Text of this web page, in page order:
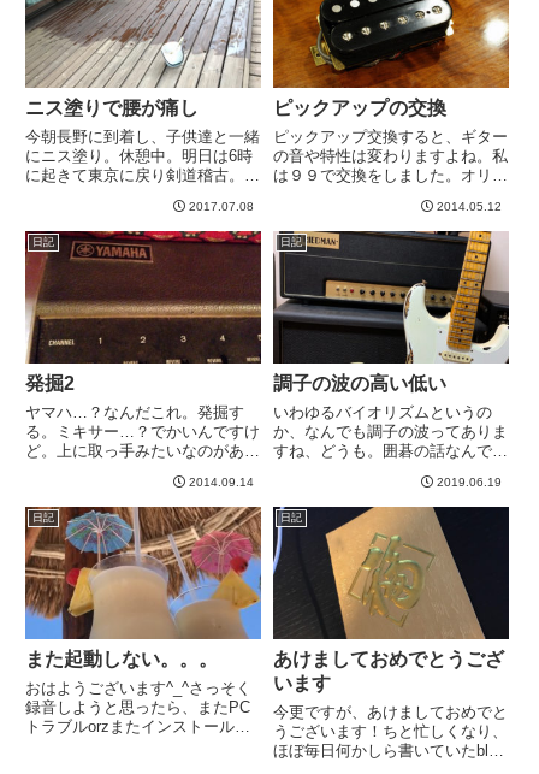
い...
ニス塗りで腰が痛し
今朝長野に到着し、子供達と一緒
にニス塗り。休憩中。明日は6時
に起きて東京に戻り剣道稽古。な
2017.07.08
ピックアップの交換
ピックアップ交換すると、ギター
の音や特性は変わりますよね。私
は９９で交換をしました。オリジ
に、現在は、セイモアダンカンの
SH-1n、SH-4 JBというやつにし
ています。まあ、変わるなあ～、
と思ったわけです＾＾で...
2014.05.12
日記
発掘2
ヤマハ…？なんだこれ。発掘す
る。ミキサー…？でかいんですけ
ど。上に取っ手みたいなのがある
か。それにしてもいつのものなん
だろう？？だらだらできてるの
で、ブログの更新もすすむという
ものw今日だけで3～4回更新して
るか...
2014.09.14
日記
調子の波の高い低い
いわゆるバイオリズムというの
か、なんでも調子の波ってありま
すね、どうも。囲碁の話なんです
う、オンライン対戦できるアプリ
で夜な夜な、対戦してる訳なんで
すが、ずっとレーティングで１２
５０くらいを行ったり来たりして
たの...
2019.06.19
日記
また起動しない。。。
おはようございます^_^さっそく
録音しようと思ったら、またPC
トラブルorzまたインストールや
日記
あけましておめでとうござ
います
今更ですが、あけましておめでと
うございます！ちと忙しくなり、
ほぼ毎日何かしら書いていたblog